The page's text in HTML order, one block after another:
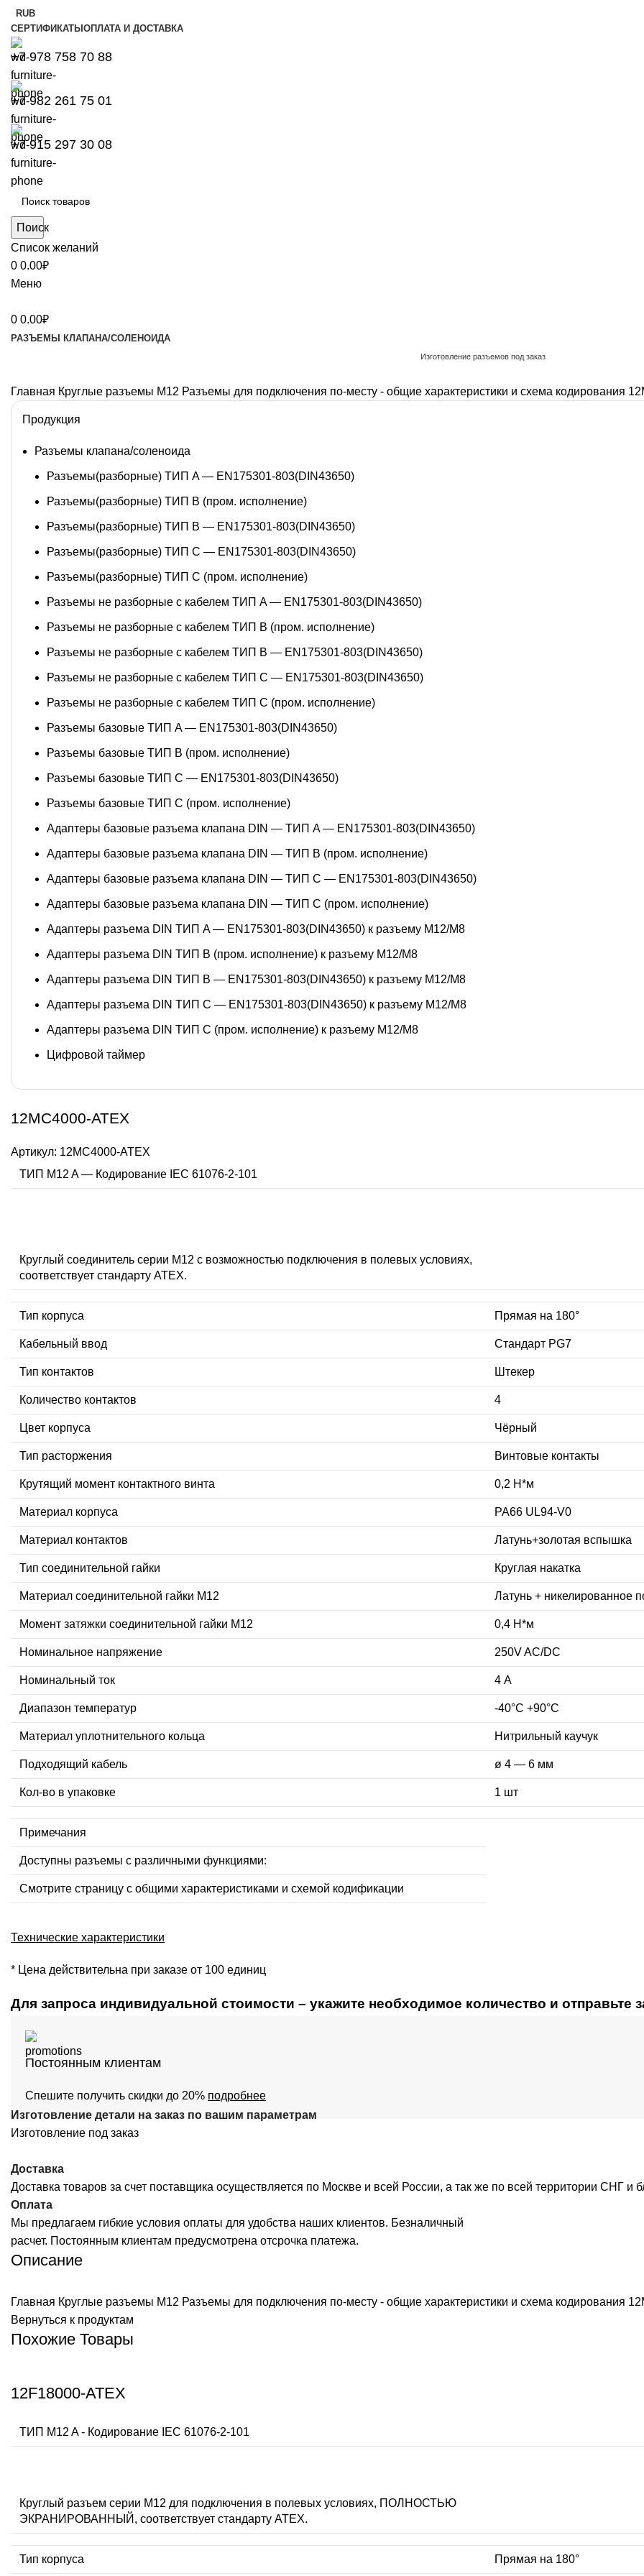
RUB
СЕРТИФИКАТЫОПЛАТА И ДОСТАВКА
+7 978 758 70 88
+7 982 261 75 01
+7 915 297 30 08
Поиск
Список желаний
0 0.00₽
Меню
0 0.00₽
РАЗЪЕМЫ КЛАПАНА/СОЛЕНОИДА
Изготовление разъемов под заказ
Главная Круглые разъемы M12 Разъемы для подключения по-месту - общие характеристики и схема кодирования
Продукция
Разъемы клапана/соленоида
Разъемы(разборные) ТИП A — EN175301-803(DIN43650)
Разъемы(разборные) ТИП В (пром. исполнение)
Разъемы(разборные) ТИП B — EN175301-803(DIN43650)
Разъемы(разборные) ТИП C — EN175301-803(DIN43650)
Разъемы(разборные) ТИП С (пром. исполнение)
Разъемы не разборные с кабелем ТИП A — EN175301-803(DIN43650)
Разъемы не разборные с кабелем ТИП B (пром. исполнение)
Разъемы не разборные с кабелем ТИП B — EN175301-803(DIN43650)
Разъемы не разборные с кабелем ТИП C — EN175301-803(DIN43650)
Разъемы не разборные с кабелем ТИП C (пром. исполнение)
Разъемы базовые ТИП A — EN175301-803(DIN43650)
Разъемы базовые ТИП В (пром. исполнение)
Разъемы базовые ТИП C — EN175301-803(DIN43650)
Разъемы базовые ТИП C (пром. исполнение)
Адаптеры базовые разъема клапана DIN — ТИП A — EN175301-803(DIN43650)
Адаптеры базовые разъема клапана DIN — ТИП B (пром. исполнение)
Адаптеры базовые разъема клапана DIN — ТИП C — EN175301-803(DIN43650)
Адаптеры базовые разъема клапана DIN — ТИП C (пром. исполнение)
Адаптеры разъема DIN ТИП A — EN175301-803(DIN43650) к разъему M12/M8
Адаптеры разъема DIN ТИП B (пром. исполнение) к разъему M12/M8
Адаптеры разъема DIN ТИП B — EN175301-803(DIN43650) к разъему M12/M8
Адаптеры разъема DIN ТИП C — EN175301-803(DIN43650) к разъему M12/M8
Адаптеры разъема DIN ТИП C (пром. исполнение) к разъему M12/M8
Цифровой таймер
12MC4000-ATEX
Артикул: 12MC4000-ATEX
ТИП M12 A — Кодирование IEC 61076-2-101
Круглый соединитель серии M12 с возможностью подключения в полевых условиях,
соответствует стандарту ATEX.
Тип корпуса Прямая на 180°
Кабельный ввод Стандарт PG7
Тип контактов Штекер
Количество контактов 4
Цвет корпуса Чёрный
Тип расторжения Винтовые контакты
Крутящий момент контактного винта 0,2 Н*м
Материал корпуса PA66 UL94-V0
Материал контактов Латунь+золотая вспышка
Тип соединительной гайки Круглая накатка
Материал соединительной гайки M12 Латунь + никелированное
Момент затяжки соединительной гайки M12 0,4 Н*м
Номинальное напряжение 250V AC/DC
Номинальный ток 4 А
Диапазон температур -40°C +90°C
Материал уплотнительного кольца Нитрильный каучук
Подходящий кабель ø 4 — 6 мм
Кол-во в упаковке 1 шт
Примечания
Доступны разъемы с различными функциями:
Смотрите страницу с общими характеристиками и схемой кодификации
Технические характеристики
* Цена действительна при заказе от 100 единиц
Для запроса индивидуальной стоимости – укажите необходимое количество и отправьте
Постоянным клиентам
Спешите получить скидки до 20% подробнее
Изготовление детали на заказ по вашим параметрам
Изготовление под заказ
Доставка
Доставка товаров за счет поставщика осуществляется по Москве и всей России, а так же по всей территории СНГ и
Оплата
Мы предлагаем гибкие условия оплаты для удобства наших клиентов. Безналичный
расчет. Постоянным клиентам предусмотрена отсрочка платежа.
Описание
Главная Круглые разъемы M12 Разъемы для подключения по-месту - общие характеристики и схема кодирования
Вернуться к продуктам
Похожие Товары
12F18000-ATEX
ТИП M12 A - Кодирование IEC 61076-2-101
Круглый разъем серии M12 для подключения в полевых условиях, ПОЛНОСТЬЮ
ЭКРАНИРОВАННЫЙ, соответствует стандарту ATEX.
Тип корпуса Прямая на 180°